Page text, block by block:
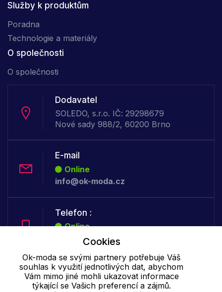
Služby k produktům
Poradna
Technologie a materiály
O společnosti
O společnosti
Dodavatel
SOLEDO, s.r.o. IČ: 29298679
Nové sady 988/2, 60200 Brno
E-mail
Online
info@ok-moda.cz
Telefon :
Online
+420 702 000 160
Cookie - podrobné nastavení|Další informace|Ochrana osobních
Cookies
Ok-moda se svými partnery potřebuje Váš
souhlas k využití jednotlivých dat, abychom
Vám mimo jiné mohli ukazovat informace
týkající se Vašich preferencí a zájmů.